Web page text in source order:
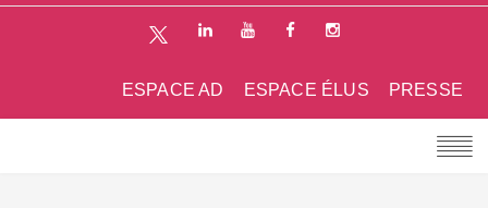
PRESSE
ESPACE ÉLUS
ESPACE AD